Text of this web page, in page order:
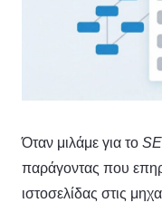
Όταν μιλάμε για το
παράγοντας που
ιστοσελίδας στις